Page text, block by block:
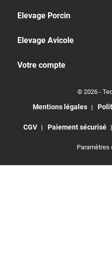
Elevage Porcin
Elevage Avicole
Votre compte
© 2026 -
Mentions légales
CGV Paiement sécurisé
Paramètres